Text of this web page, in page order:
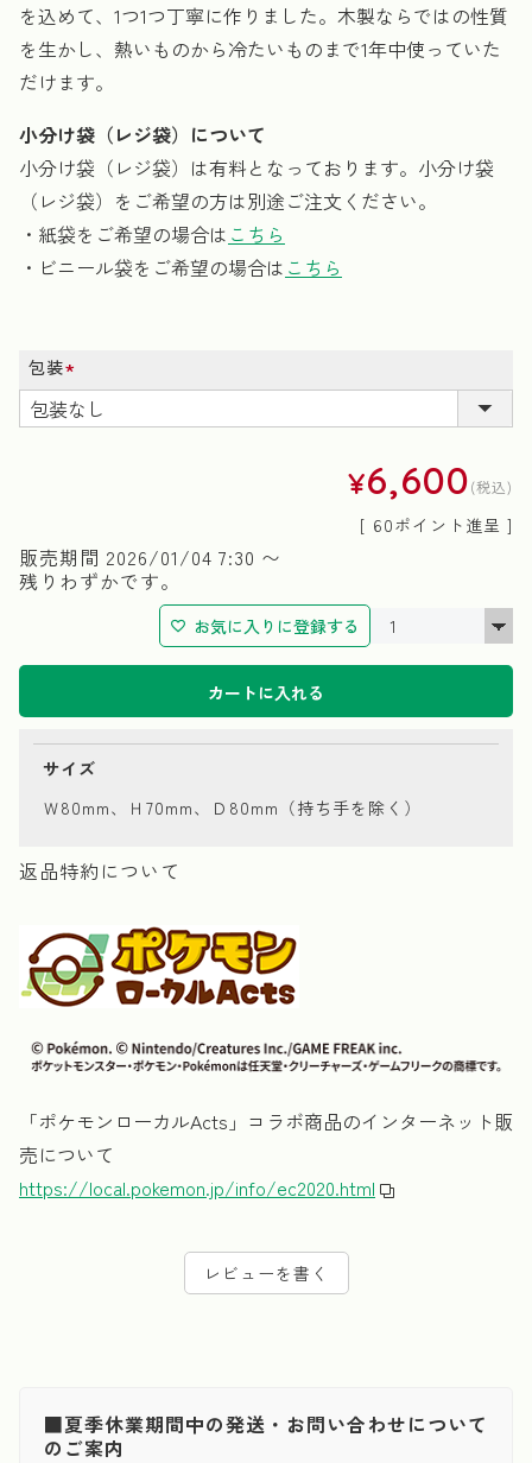
を込めて、1つ1つ丁寧に作りました。木製ならではの性質
を生かし、熱いものから冷たいものまで1年中使っていた
だけます。
小分け袋（レジ袋）について
小分け袋（レジ袋）は有料となっております。小分け袋
（レジ袋）をご希望の方は別途ご注文ください。
・紙袋をご希望の場合は こちら
・ビニール袋をご希望の場合は こちら
包装
(必
須)
¥6,600 税込
[ 60ポイント進呈 ]
販売期間 2026/01/04 7:30 〜
残りわずかです。
お気に入りに登録する
カートに入れる
サイズ
Ｗ80mm、Ｈ70mm、Ｄ80mm（持ち手を除く）
返品特約について
「ポケモンローカルActs」コラボ商品のインターネット販
売について
https://local.pokemon.jp/info/ec2020.html
レビューを書く
■夏季休業期間中の発送・お問い合わせについて
のご案内